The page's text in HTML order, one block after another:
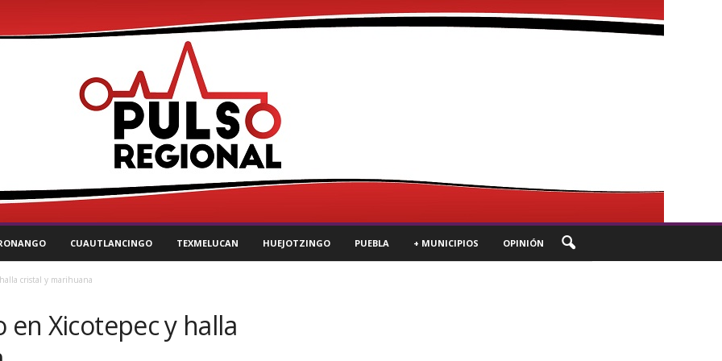
CUAUTLANCINGO TEXMELUCAN HUEJOTZINGO PUEBLA + MUNICIPIOS OPINIÓN
cristal y marihuana
en Xicotepec y halla